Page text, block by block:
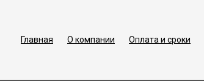
Главная О компании Оплата и сроки